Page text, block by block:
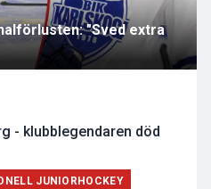
"Sved extra
- klubblegendaren död
JUNIORHOCKEY